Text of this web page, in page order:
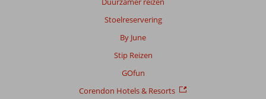
Stoelreservering
By June
Stip Reizen
GOfun
Corendon Hotels & Resorts